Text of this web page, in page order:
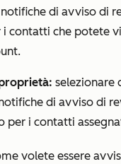
di avviso di
contatti che potete
selezionare
di avviso di
per i contatti
volete essere